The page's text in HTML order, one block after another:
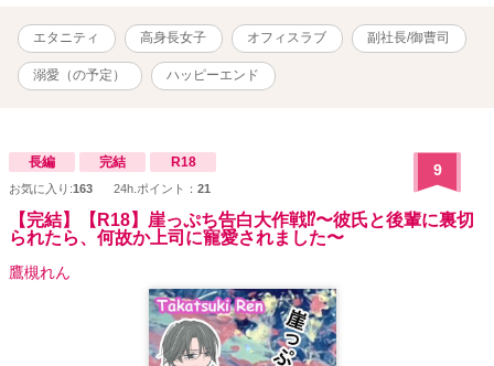
エタニティ 高身長女子 オフィスラブ 副社長/御曹司
溺愛（の予定） ハッピーエンド
長編 完結 R18
お気に入り:163 24h.ポイント： 21
9
【完結】【R18】崖っぷち告白大作戦⁉︎〜彼氏と後輩に裏切
られたら、何故か上司に寵愛されました〜
鷹槻れん